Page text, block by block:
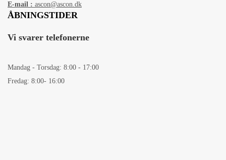
E-mail : ascon@ascon.dk
ÅBNINGSTIDER
Vi svarer telefonerne
Mandag - Torsdag: 8:00 - 17:00
Fredag: 8:00- 16:00